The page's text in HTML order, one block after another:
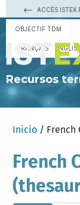
ACCÈS
OBJECTIF TDM
FRANÇAIS
Recursos
Inicio / French
French